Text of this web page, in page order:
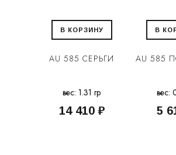
В КОРЗИНУ
AU 585 СЕРЬГИ
вес: 1.31 гр
14 410 ₽
В
AU 585
вес:
5